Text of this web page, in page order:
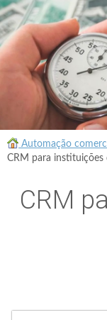
Automação
CRM para instituições
CRM